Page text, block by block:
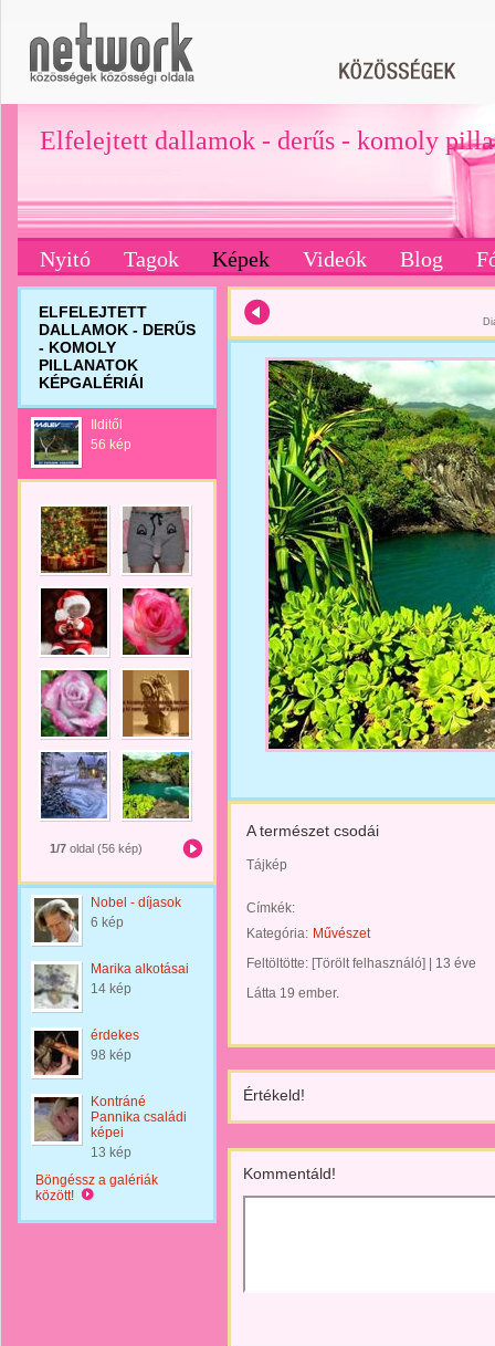
Elfelejtett dallamok - derűs - komoly
Nyitó Tagok Képek Videók Blog
ELFELEJTETT
DALLAMOK - DERŰS
- KOMOLY
PILLANATOK
KÉPGALÉRIÁI
Ilditől
56 kép
1/7 oldal (56 kép)
Nobel - díjasok
6 kép
Marika alkotásai
14 kép
érdekes
98 kép
Kontráné
Pannika családi
képei
13 kép
Böngéssz a galériák
között!
A természet csodái
Tájkép
Címkék:
Kategória: Művészet
Feltöltötte: [Törölt felhasználó]
13 éve
Látta 19 ember.
Értékeld!
Kommentáld!